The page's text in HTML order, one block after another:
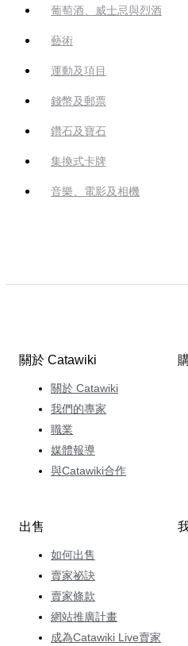
葡萄酒、威士忌與烈酒
藝術
運動及項目
錢幣及郵票
鑽石及寶石
集換式卡牌
音樂、電影及相機
關於 Catawiki
關於 Catawiki
我們的專家
職業
媒體報導
與Catawiki合作
出售
如何出售
賣家祕訣
賣家條款
網站推廣計畫
成為Catawiki Live賣家